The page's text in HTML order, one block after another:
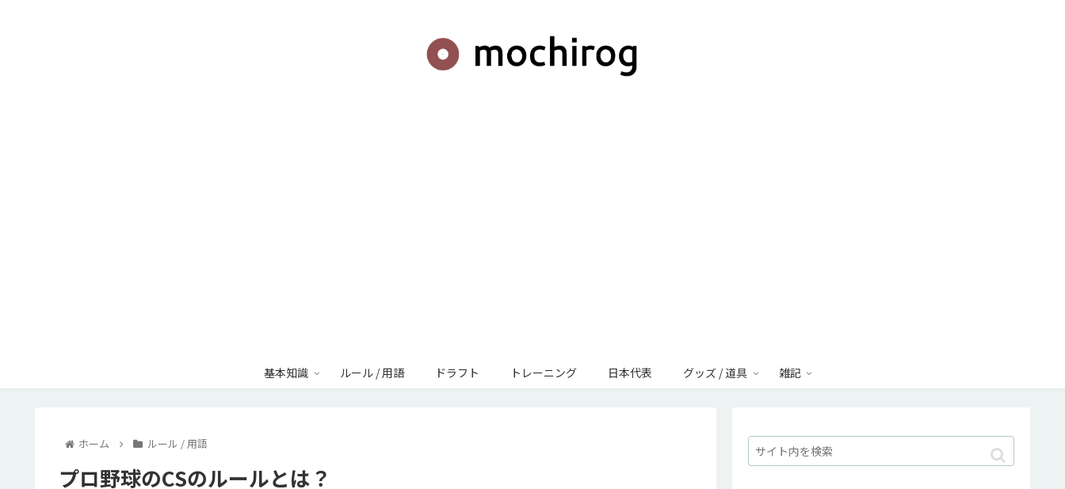
基本知識 ルール / 用語 ドラフト トレーニング 日本代表 グッズ / 道具 雑記
ホーム ルール / 用語
プロ野球のCSのルールとは？